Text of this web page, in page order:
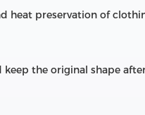
heat preservation of
the original shape